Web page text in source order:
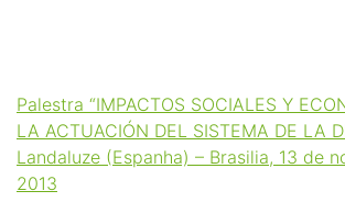
Palestra “IMPACTOS SOCIALES Y
LA ACTUACIÓN DEL SISTEMA DE LA
Landaluze (Espanha) – Brasilia, 13 de
2013